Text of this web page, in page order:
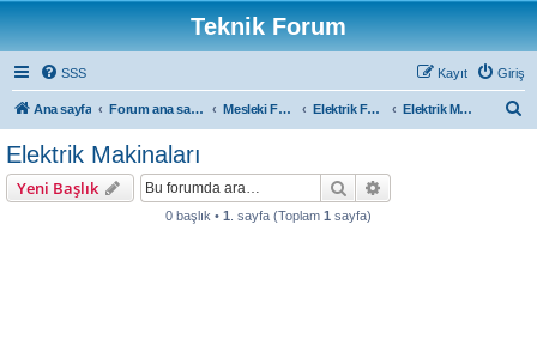
Teknik Forum
SSS Giriş
Kayıt
Ana sayfa Forum ana sayfa Mesleki Forumlar Elektrik Forum Elektrik Makinaları
Elektrik Makinaları
Yeni Başlık Ara
0 başlık • 1 . sayfa (Toplam 1 sayfa)